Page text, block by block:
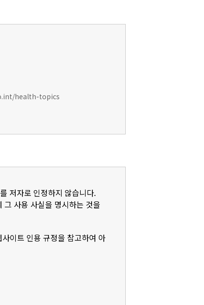
health-topics
저자로 인정하지 않습니다.
사용 사실을 명시하는 것을
이트 인용 규정을 참고하여 아